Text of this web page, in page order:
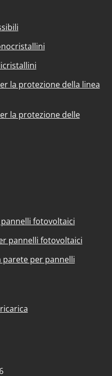
la protezione della linea
la protezione delle
fotovoltaici
pannelli fotovoltaici
per pannelli